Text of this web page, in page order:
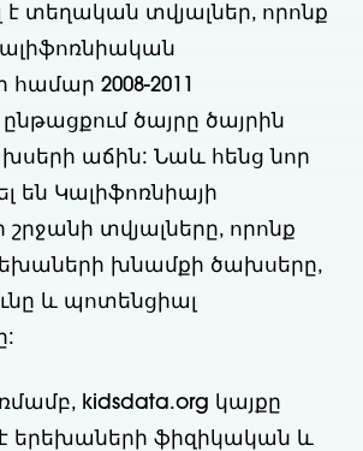
տեղական տվյալներ, որոնք
2008-2011
ծայրը ծայրին
աճին: Նաև հենց նոր
են Կալիֆոռնիայի
շրջանի տվյալները, որոնք
խնամքի ծախսերը,
և պոտենցիալ
kidsdata.org կայքը
է երեխաների ֆիզիկական և